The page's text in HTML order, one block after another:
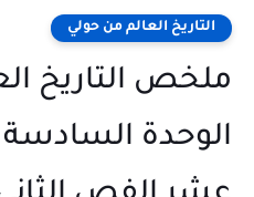
التاريخ العالم من حولي
ملخص التاريخ
الوحدة السادسة